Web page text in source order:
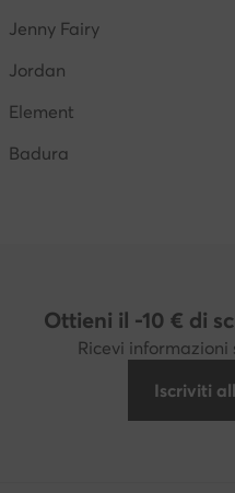
Jenny Fairy
Jordan
Element
Badura
Ottieni il -10 € di
Ricevi
Iscriviti